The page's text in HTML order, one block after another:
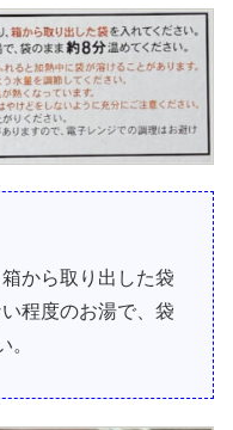
から取り出した袋
程度のお湯で、袋
。